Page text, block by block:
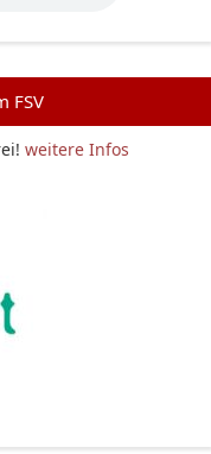
FSV
weitere Infos